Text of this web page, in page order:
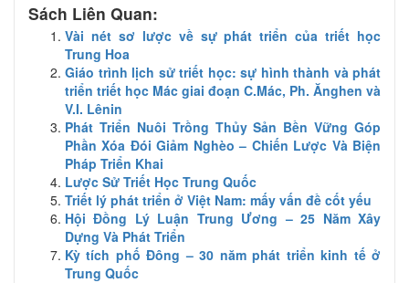
Sách Liên Quan:
Vài nét sơ lược về sự phát triển của triết học
Trung Hoa
Giáo trình lịch sử triết học: sự hình thành và phát
triển triết học Mác giai đoạn C.Mác, Ph. Ănghen và
V.I. Lênin
Phát Triển Nuôi Trồng Thủy Sản Bền Vững Góp
Phần Xóa Đói Giảm Nghèo – Chiến Lược Và Biện
Pháp Triển Khai
Lược Sử Triết Học Trung Quốc
Triết lý phát triển ở Việt Nam: mấy vấn đề cốt yếu
Hội Đồng Lý Luận Trung Ương – 25 Năm Xây
Dựng Và Phát Triển
Kỳ tích phố Đông – 30 năm phát triển kinh tế ở
Trung Quốc